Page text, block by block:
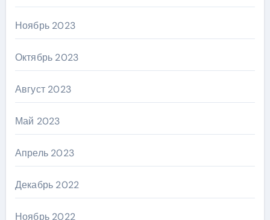
Ноябрь 2023
Октябрь 2023
Август 2023
Май 2023
Апрель 2023
Декабрь 2022
Ноябрь 2022